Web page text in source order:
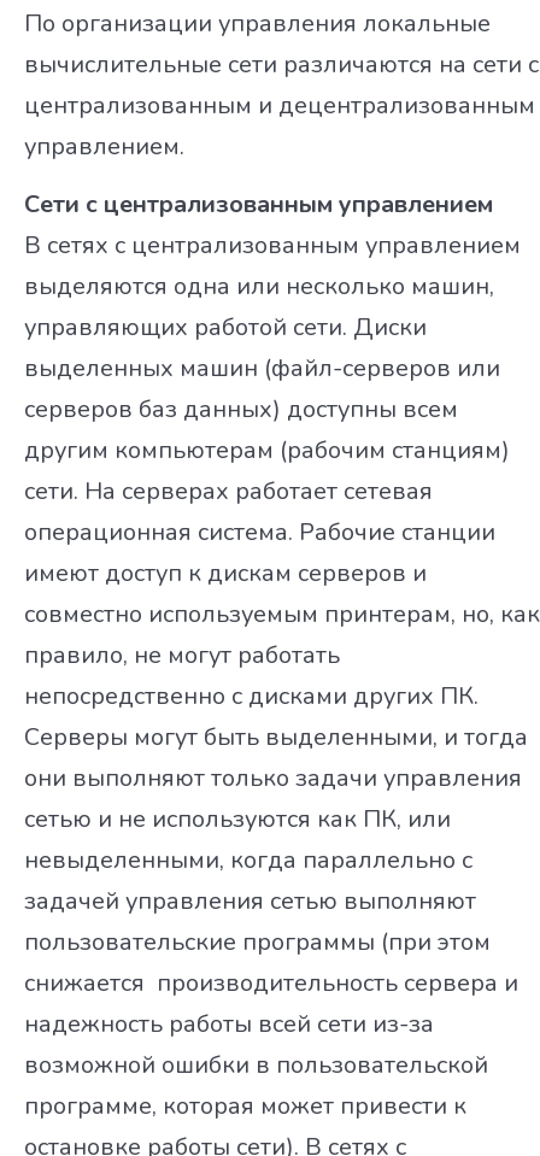
По организации управления локальные
вычислительные сети различаются на сети с
централизованным и децентрализованным
управлением.
Сети с централизованным управлением
В сетях с централизованным управлением
выделяются одна или несколько машин,
управляющих работой сети. Диски
выделенных машин (файл-серверов или
серверов баз данных) доступны всем
другим компьютерам (рабочим станциям)
сети. На серверах работает сетевая
операционная система. Рабочие станции
имеют доступ к дискам серверов и
совместно используемым принтерам, но, как
правило, не могут работать
непосредственно с дисками других ПК.
Серверы могут быть выделенными, и тогда
они выполняют только задачи управления
сетью и не используются как ПК, или
невыделенными, когда параллельно с
задачей управления сетью выполняют
пользовательские программы (при этом
снижается производительность сервера и
надежность работы всей сети из-за
возможной ошибки в пользовательской
программе, которая может привести к
остановке работы сети). В сетях с